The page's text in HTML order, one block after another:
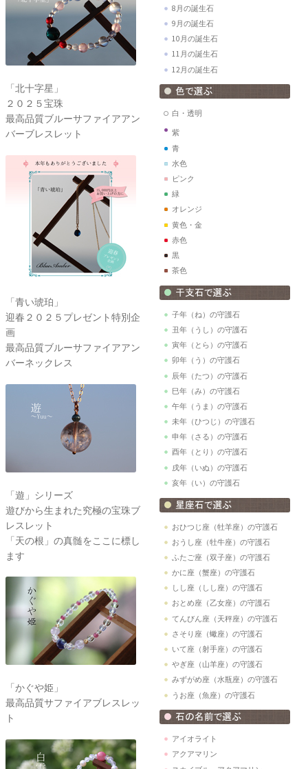
「北十字星」
２０２５宝珠
最高品質ブルーサファイアアン
バーブレスレット
「青い琥珀」
迎春２０２５プレゼント特別企
画
最高品質ブルーサファイアアン
バーネックレス
「遊」シリーズ
遊びから生まれた究極の宝珠ブ
レスレット
「天の根」の真髄をここに標し
ます
「かぐや姫」
最高品質サファイアブレスレッ
ト
8月の誕生石
9月の誕生石
10月の誕生石
11月の誕生石
12月の誕生石
白・透明
紫
青
水色
ピンク
緑
オレンジ
黄色・金
赤色
黒
茶色
子年（ね）の守護石
丑年（うし）の守護石
寅年（とら）の守護石
卯年（う）の守護石
辰年（たつ）の守護石
巳年（み）の守護石
午年（うま）の守護石
未年（ひつじ）の守護石
申年（さる）の守護石
酉年（とり）の守護石
戌年（いぬ）の守護石
亥年（い）の守護石
おひつじ座（牡羊座）の守護石
おうし座（牡牛座）の守護石
ふたご座（双子座）の守護石
かに座（蟹座）の守護石
しし座（しし座）の守護石
おとめ座（乙女座）の守護石
てんびん座（天秤座）の守護石
さそり座（蠍座）の守護石
いて座（射手座）の守護石
やぎ座（山羊座）の守護石
みずがめ座（水瓶座）の守護石
うお座（魚座）の守護石
アイオライト
アクアマリン